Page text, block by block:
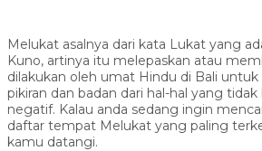
Melukat asalnya dari kata Lukat yang
Kuno, artinya itu melepaskan atau
dilakukan oleh umat Hindu di Bali
pikiran dan badan dari hal-hal yang
negatif. Kalau anda sedang ingin
daftar tempat Melukat yang paling
kamu datangi.